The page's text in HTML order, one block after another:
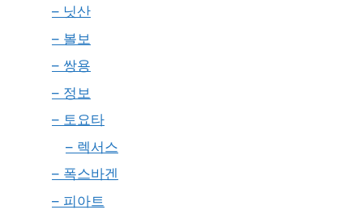
– 닛산
– 볼보
– 쌍용
– 정보
– 토요타
– 렉서스
– 폭스바겐
– 피아트